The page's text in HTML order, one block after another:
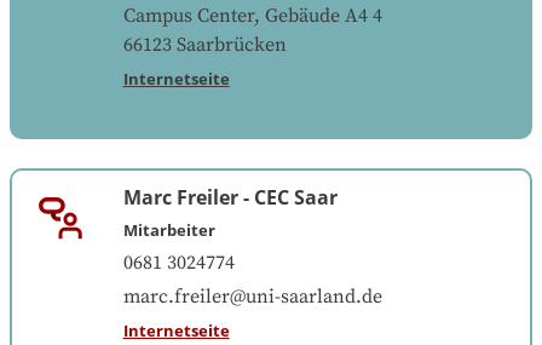
Campus Center, Gebäude A4 4
66123 Saarbrücken
Internetseite
Marc Freiler - CEC Saar
Mitarbeiter
0681 3024774
marc.freiler@uni-saarland.de
Internetseite